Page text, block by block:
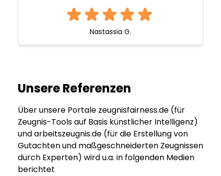
Nastassia G.
Unsere Referenzen
Über unsere Portale zeugnisfairness.de (für
Zeugnis-Tools auf Basis künstlicher Intelligenz)
und arbeitszeugnis.de (für die Erstellung von
Gutachten und maßgeschneiderten Zeugnissen
durch Experten) wird u.a. in folgenden Medien
berichtet